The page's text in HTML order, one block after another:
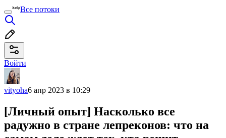
Все потоки
Войти
vityoha6 апр 2023 в 10:29
[Личный опыт] Насколько все
радужно в стране лепреконов: что на